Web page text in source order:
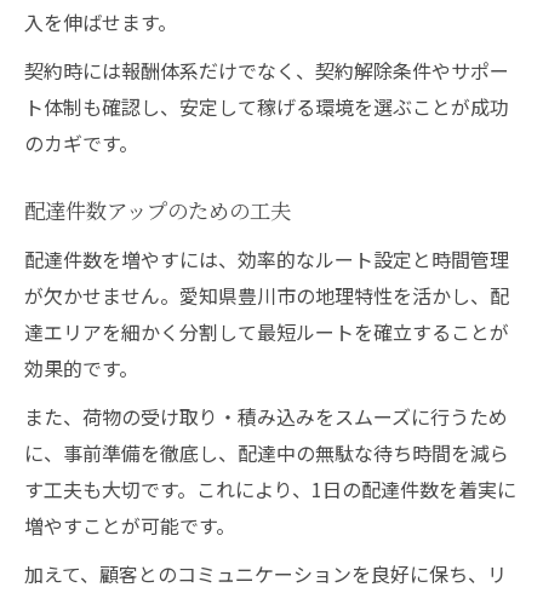
入を伸ばせます。
契約時には報酬体系だけでなく、契約解除条件やサポー
ト体制も確認し、安定して稼げる環境を選ぶことが成功
のカギです。
配達件数アップのための工夫
配達件数を増やすには、効率的なルート設定と時間管理
が欠かせません。愛知県豊川市の地理特性を活かし、配
達エリアを細かく分割して最短ルートを確立することが
効果的です。
また、荷物の受け取り・積み込みをスムーズに行うため
に、事前準備を徹底し、配達中の無駄な待ち時間を減ら
す工夫も大切です。これにより、1日の配達件数を着実に
増やすことが可能です。
加えて、顧客とのコミュニケーションを良好に保ち、リ